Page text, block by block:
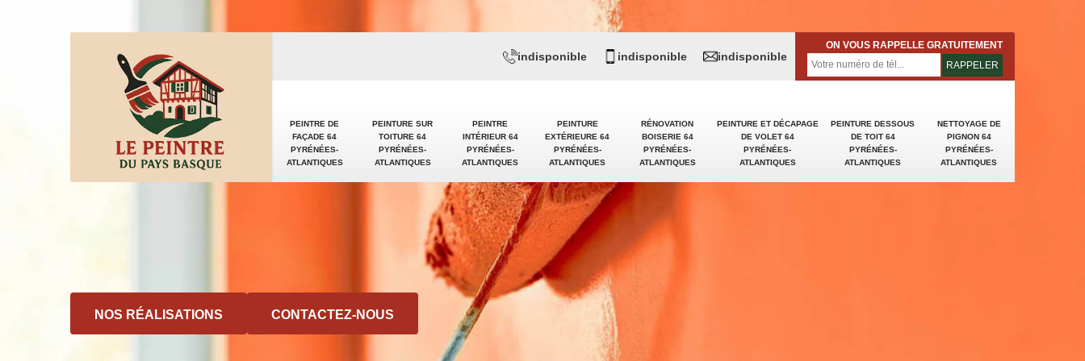
PEINTRE DE
FAÇADE 64
PYRÉNÉES-
ATLANTIQUES
PEINTURE SUR
TOITURE 64
PYRÉNÉES-
ATLANTIQUES
PEINTRE
INTÉRIEUR 64
PYRÉNÉES-
ATLANTIQUES
PEINTURE
EXTÉRIEURE 64
PYRÉNÉES-
ATLANTIQUES
RÉNOVATION
BOISERIE 64
PYRÉNÉES-
ATLANTIQUES
PEINTURE ET DÉCAPAGE
DE VOLET 64
PYRÉNÉES-
ATLANTIQUES
PEINTURE DESSOUS
DE TOIT 64
PYRÉNÉES-
ATLANTIQUES
NETTOYAGE DE
PIGNON 64
PYRÉNÉES-
ATLANTIQUES
indisponible indisponible indisponible
ON VOUS RAPPELLE GRATUITEMENT
NOS RÉALISATIONS CONTACTEZ-NOUS